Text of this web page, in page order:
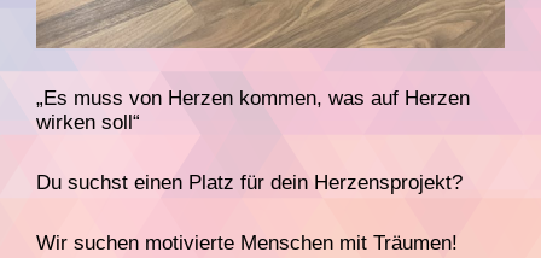
„Es muss von Herzen kommen, was auf Herzen
wirken soll“
Du suchst einen Platz für dein Herzensprojekt?
Wir suchen motivierte Menschen mit Träumen!